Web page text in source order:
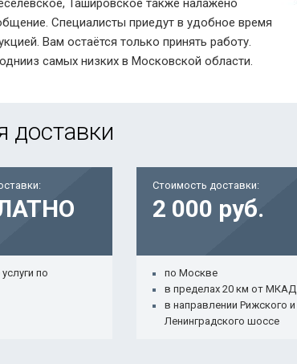
Ташировское также налажено
Специалисты приедут в удобное время
Вам остаётся только принять работу.
самых низких в Московской области.
доставки
по
Стоимость доставки:
2 000 руб.
по Москве
в пределах 20 км от МКАД
в направлении Рижского и
Ленинградского шоссе